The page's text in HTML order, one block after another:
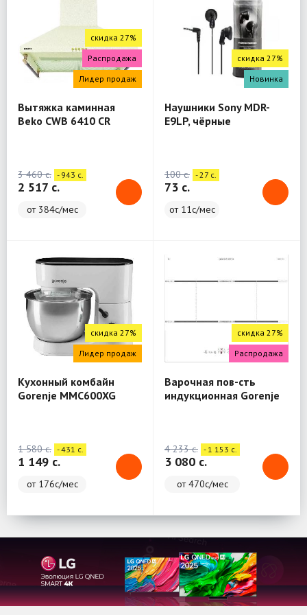
скидка 27%
Распродажа
Лидер продаж
Вытяжка каминная
Beko CWB 6410 CR
3 460 c. - 943 c.
2 517 c.
от 384с/мес
скидка 27%
Новинка
Наушники Sony MDR-
E9LP, чёрные
100 c. - 27 c.
73 c.
от 11с/мес
скидка 27%
Лидер продаж
Кухонный комбайн
Gorenje MMC600XG
1 580 c. - 431 c.
1 149 c.
от 176с/мес
скидка 27%
Распродажа
Варочная пов-сть
индукционная Gorenje
4 233 c. - 1 153 c.
3 080 c.
от 470с/мес